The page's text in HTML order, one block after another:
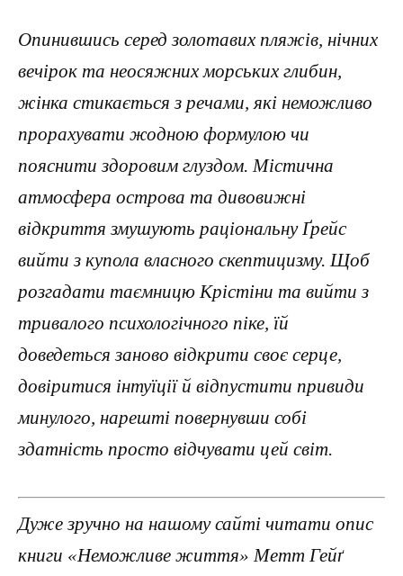
Опинившись серед золотавих пляжів, нічних
вечірок та неосяжних морських глибин,
жінка стикається з речами, які неможливо
прорахувати жодною формулою чи
пояснити здоровим глуздом. Містична
атмосфера острова та дивовижні
відкриття змушують раціональну Ґрейс
вийти з купола власного скептицизму. Щоб
розгадати таємницю Крістіни та вийти з
тривалого психологічного піке, їй
доведеться заново відкрити своє серце,
довіритися інтуїції й відпустити привиди
минулого, нарешті повернувши собі
здатність просто відчувати цей світ.
Дуже зручно на нашому сайті читати опис
книги «Неможливе життя» Метт Гейґ